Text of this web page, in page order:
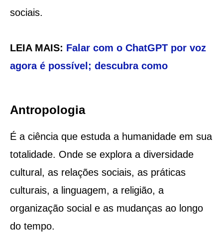
sociais.
LEIA MAIS: Falar com o ChatGPT por voz
agora é possível; descubra como
Antropologia
É a ciência que estuda a humanidade em sua
totalidade. Onde se explora a diversidade
cultural, as relações sociais, as práticas
culturais, a linguagem, a religião, a
organização social e as mudanças ao longo
do tempo.